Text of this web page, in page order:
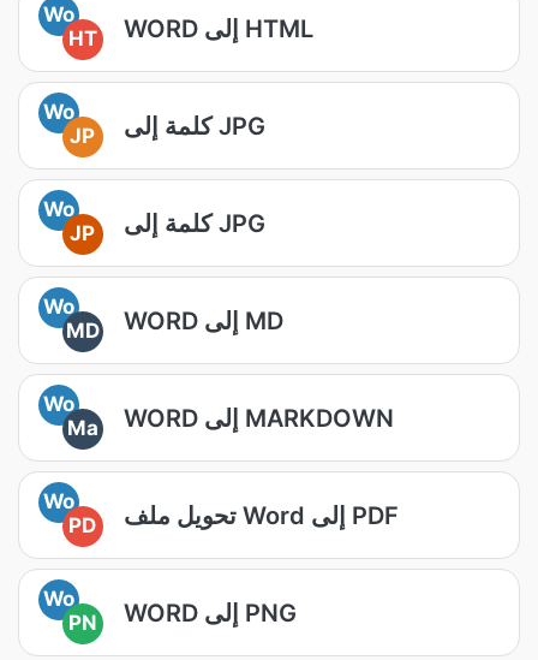
Wo
HT
WORD إلى HTML
Wo
JP
كلمة إلى JPG
Wo
JP
كلمة إلى JPG
Wo
MD
WORD إلى MD
Wo
Ma
WORD إلى MARKDOWN
Wo
PD
تحويل ملف Word إلى PDF
Wo
PN
WORD إلى PNG